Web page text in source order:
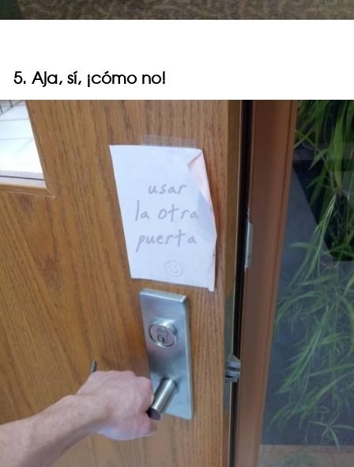
5. Aja, sí, ¡cómo no!